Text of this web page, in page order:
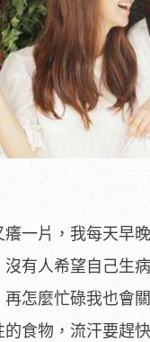
一片，我每天早
有人希望自己生
怎麼忙碌我也會
食物，流汗要趕